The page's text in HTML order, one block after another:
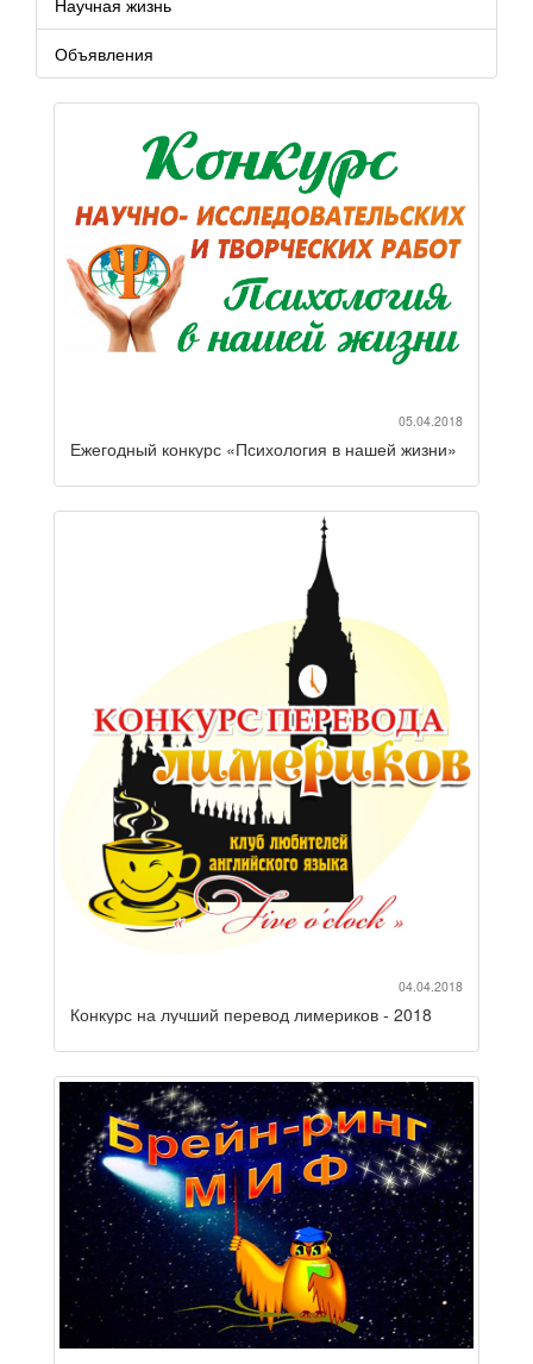
Научная жизнь
Объявления
05.04.2018
Ежегодный конкурс «Психология в нашей жизни»
04.04.2018
Конкурс на лучший перевод лимериков - 2018